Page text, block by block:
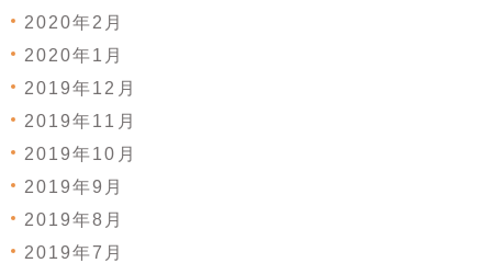
2020年2月
2020年1月
2019年12月
2019年11月
2019年10月
2019年9月
2019年8月
2019年7月